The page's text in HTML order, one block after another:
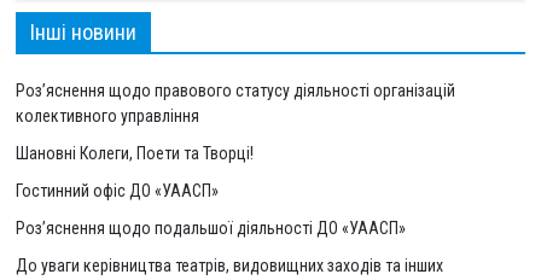
Інші новини
Роз’яснення щодо правового статусу діяльності організацій
колективного управління
Шановні Колеги, Поети та Творці!
Гостинний офіс ДО «УААСП»
Роз’яснення щодо подальшої діяльності ДО «УААСП»
До уваги керівництва театрів, видовищних заходів та інших